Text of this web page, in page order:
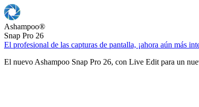
Ashampoo®
Snap Pro 26
El profesional de las capturas de pantalla, ¡ahora aún más
El nuevo Ashampoo Snap Pro 26, con Live Edit para un